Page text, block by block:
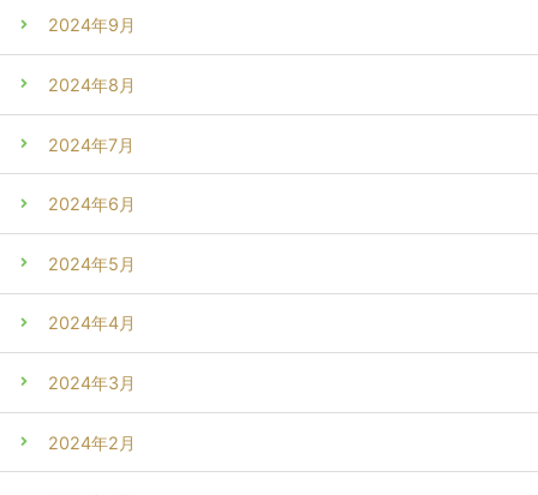
2024年9月
2024年8月
2024年7月
2024年6月
2024年5月
2024年4月
2024年3月
2024年2月